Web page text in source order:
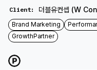
인플루언서 캠페인과 TikTok
Concept의 미국 시장 성장을
Client: 더블유컨셉 (W
Brand Marketing
GrowthPartner